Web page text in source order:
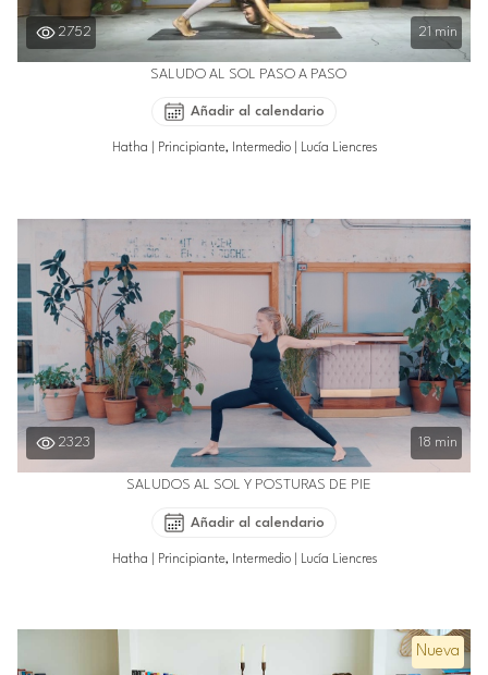
2752 21 min
SALUDO AL SOL PASO A PASO
Añadir al calendario
Hatha Principiante, Intermedio Lucía Liencres
2323 18 min
SALUDOS AL SOL Y POSTURAS DE PIE
Añadir al calendario
Hatha Principiante, Intermedio Lucía Liencres
Nueva